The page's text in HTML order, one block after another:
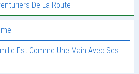
De La Route
Est Comme Une Main Avec Ses